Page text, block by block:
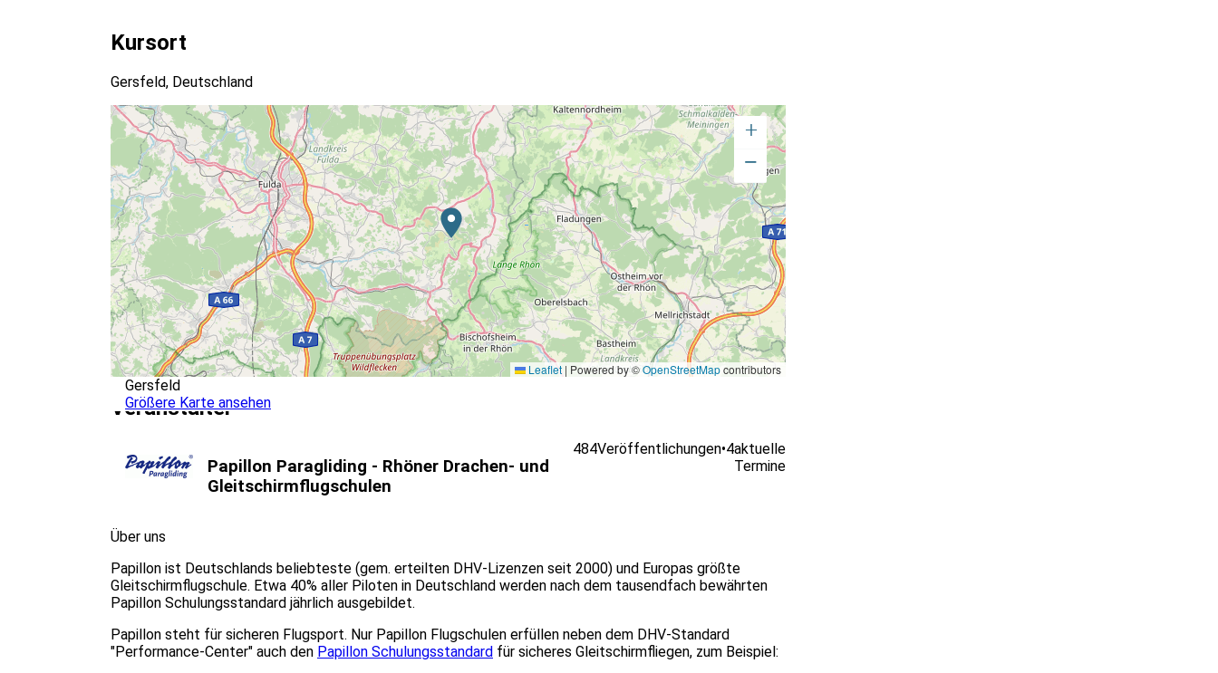
anerkannt.
Kursort
Gersfeld, Deutschland
+
−
Leaflet | Powered by ©OpenStreetMapcontributors
Gersfeld
Größere Karte ansehen
Veranstalter
Papillon Paragliding - Rhöner Drachen- und
Gleitschirmflugschulen
484Veröffentlichungen•4aktuelle
Termine
Über uns
Papillon ist Deutschlands beliebteste (gem. erteilten DHV-Lizenzen seit 2000) und Europas größte
Gleitschirmflugschule. Etwa 40% aller Piloten in Deutschland werden nach dem tausendfach bewährten
Papillon Schulungsstandard jährlich ausgebildet.
Papillon steht für sicheren Flugsport. Nur Papillon Flugschulen erfüllen neben dem DHV-Standard
"Performance-Center" auch den Papillon Schulungsstandard für sicheres Gleitschirmfliegen, zum Beispiel: